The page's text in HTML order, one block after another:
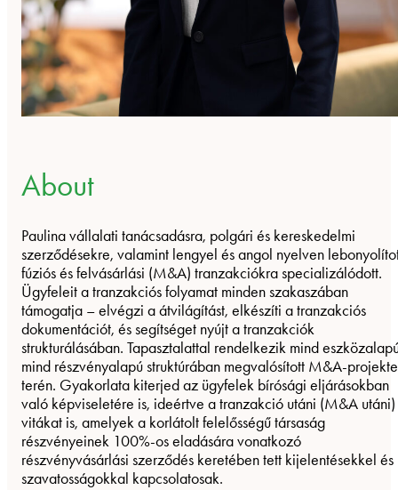
About
Paulina vállalati tanácsadásra, polgári és kereskedelmi
szerződésekre, valamint lengyel és angol nyelven
fúziós és felvásárlási (M&A) tranzakciókra specializálódott.
Ügyfeleit a tranzakciós folyamat minden szakaszában
támogatja – elvégzi a átvilágítást, elkészíti a tranzakciós
dokumentációt, és segítséget nyújt a tranzakciók
strukturálásában. Tapasztalattal rendelkezik mind
mind részvényalapú struktúrában megvalósított M&A-
terén. Gyakorlata kiterjed az ügyfelek bírósági eljárásokban
való képviseletére is, ideértve a tranzakció utáni (M&A utáni)
vitákat is, amelyek a korlátolt felelősségű társaság
részvényeinek 100%-os eladására vonatkozó
részvényvásárlási szerződés keretében tett kijelentésekkel és
szavatosságokkal kapcsolatosak.